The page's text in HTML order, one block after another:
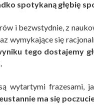
spotykaną głębię
i bezwstydnie, z
wymykające się
tego dostajemy
wytartymi frazesami,
ma się